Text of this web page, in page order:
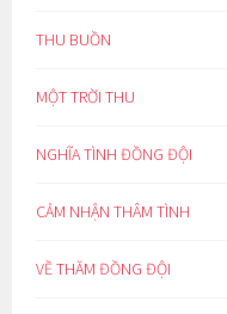
THU BUỒN
MỘT TRỜI THU
NGHĨA TÌNH ĐỒNG ĐỘI
CẢM NHẬN THÂM TÌNH
VỀ THĂM ĐỒNG ĐỘI